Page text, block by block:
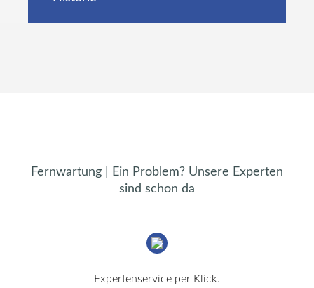
Fernwartung Ein Problem? Unsere Experten
sind schon da
Expertenservice per Klick.